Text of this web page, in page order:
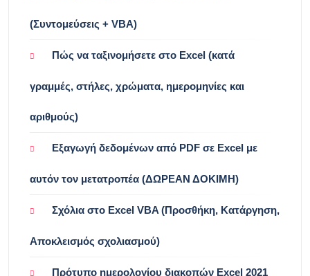
(Συντομεύσεις + VBA)
Πώς να ταξινομήσετε στο Excel (κατά
γραμμές, στήλες, χρώματα, ημερομηνίες και
αριθμούς)
Εξαγωγή δεδομένων από PDF σε Excel με
αυτόν τον μετατροπέα (ΔΩΡΕΑΝ ΔΟΚΙΜΗ)
Σχόλια στο Excel VBA (Προσθήκη, Κατάργηση,
Αποκλεισμός σχολιασμού)
Πρότυπο ημερολογίου διακοπών Excel 2021